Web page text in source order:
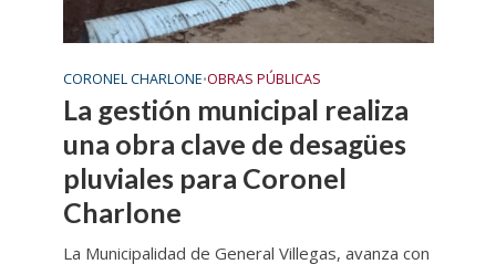
CORONEL CHARLONE•OBRAS PÚBLICAS
La gestión municipal realiza
una obra clave de desagües
pluviales para Coronel
Charlone
La Municipalidad de General Villegas, avanza con